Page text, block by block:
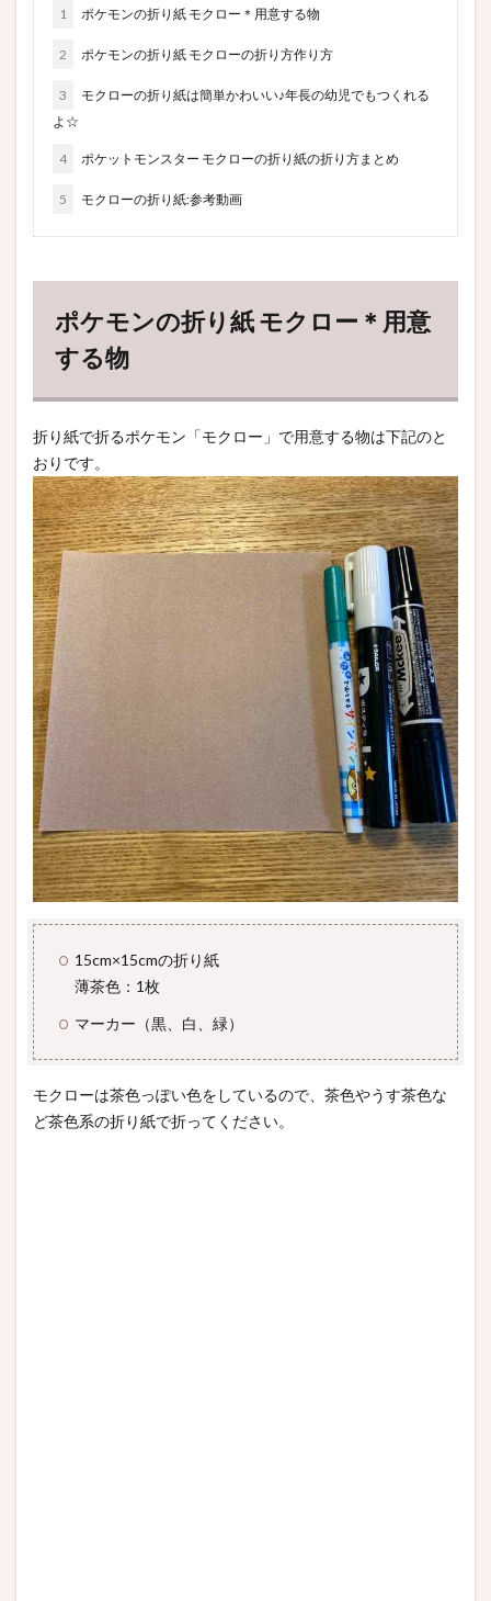
1 ポケモンの折り紙 モクロー＊用意する物
2 ポケモンの折り紙 モクローの折り方作り方
3
モクローの折り紙は簡単かわいい♪年長の幼児でもつくれる
よ☆
4 ポケットモンスター モクローの折り紙の折り方まとめ
5 モクローの折り紙:参考動画
ポケモンの折り紙 モクロー＊用意
する物
折り紙で折るポケモン「モクロー」で用意する物は下記のと
おりです。
15cm×15cmの折り紙
薄茶色：1枚
マーカー（黒、白、緑）
モクローは茶色っぽい色をしているので、茶色やうす茶色な
ど茶色系の折り紙で折ってください。